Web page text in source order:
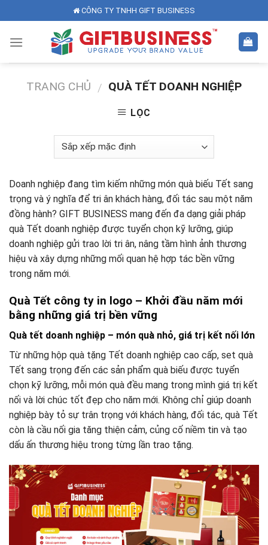
to
content
CÔNG TY TNHH GIFT BUSINESS
TRANG CHỦ / QUÀ TẾT DOANH NGHIỆP
LỌC
Doanh nghiệp đang tìm kiếm những món quà biếu Tết sang
trọng và ý nghĩa để tri ân khách hàng, đối tác sau một năm
đồng hành? GIFT BUSINESS mang đến đa dạng giải pháp
quà Tết doanh nghiệp được tuyển chọn kỹ lưỡng, giúp
doanh nghiệp gửi trao lời tri ân, nâng tầm hình ảnh thương
hiệu và xây dựng những mối quan hệ hợp tác bền vững
trong năm mới.
Quà Tết công ty in logo – Khởi đầu năm mới
bằng những giá trị bền vững
Quà tết doanh nghiệp – món quà nhỏ, giá trị kết nối lớn
Từ những hộp quà tặng Tết doanh nghiệp cao cấp, set quà
Tết sang trọng đến các sản phẩm quà biếu được tuyển
chọn kỹ lưỡng, mỗi món quà đều mang trong mình giá trị kết
nối và lời chúc tốt đẹp cho năm mới. Không chỉ giúp doanh
nghiệp bày tỏ sự trân trọng với khách hàng, đối tác, quà Tết
còn là cầu nối gia tăng thiện cảm, củng cố niềm tin và tạo
dấu ấn thương hiệu trong từng lần trao tặng.